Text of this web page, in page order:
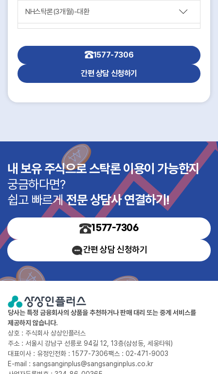
NH스탁론(3개월)-대환
키움&스탁론Ⅲ(6개월)
NH&스탁론Ⅲ(6개월)
M스탁론(12개월)
M스탁론(3개월)
KC스탁론(키움)-대환
KC스탁론(NH)-대환
다올저축법인론(법인대출상품)
NH키움스탁론(고정)-대환
NH키움스탁론-대환
1577-7306
간편 상담 신청하기
내 보유 주식으로 스탁론 이용이 가능한지
궁금하다면?
쉽고 빠르게전문 상담사 연결하기!
1577-7306
간편 상담 신청하기
당사는 특정 금융회사의 상품을 추천하거나 판매 대리 또는 중계 서비스를
제공하지 않습니다.
상호 : 주식회사 상상인플러스
주소 : 서울시 강남구 선릉로 94길 12, 13층(삼성동, 세웅타워)
대표이사 : 유정인전화 : 1577-7306팩스 : 02-471-9003
E-mail : sangsanginplus@sangsanginplus.co.kr